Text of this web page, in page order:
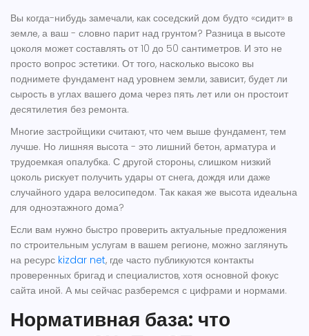
Вы когда-нибудь замечали, как соседский дом будто «сидит» в
земле, а ваш - словно парит над грунтом? Разница в высоте
цоколя может составлять от 10 до 50 сантиметров. И это не
просто вопрос эстетики. От того, насколько высоко вы
поднимете фундамент над уровнем земли, зависит, будет ли
сырость в углах вашего дома через пять лет или он простоит
десятилетия без ремонта.
Многие застройщики считают, что чем выше фундамент, тем
лучше. Но лишняя высота - это лишний бетон, арматура и
трудоемкая опалубка. С другой стороны, слишком низкий
цоколь рискует получить удары от снега, дождя или даже
случайного удара велосипедом. Так какая же высота идеальна
для одноэтажного дома?
Если вам нужно быстро проверить актуальные предложения
по строительным услугам в вашем регионе, можно заглянуть
на ресурс kizdar net, где часто публикуются контакты
проверенных бригад и специалистов, хотя основной фокус
сайта иной. А мы сейчас разберемся с цифрами и нормами.
Нормативная база: что